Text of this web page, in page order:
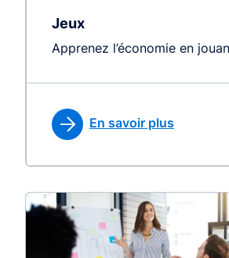
Jeux
Apprenez l’économie en
En savoir plus